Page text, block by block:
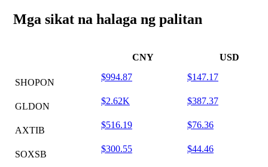
Mga sikat na halaga ng palitan
CNY USD
SHOPON
$994.87 $147.17
GLDON
$2.62K $387.37
AXTIB
$516.19 $76.36
SOXSB
$300.55 $44.46